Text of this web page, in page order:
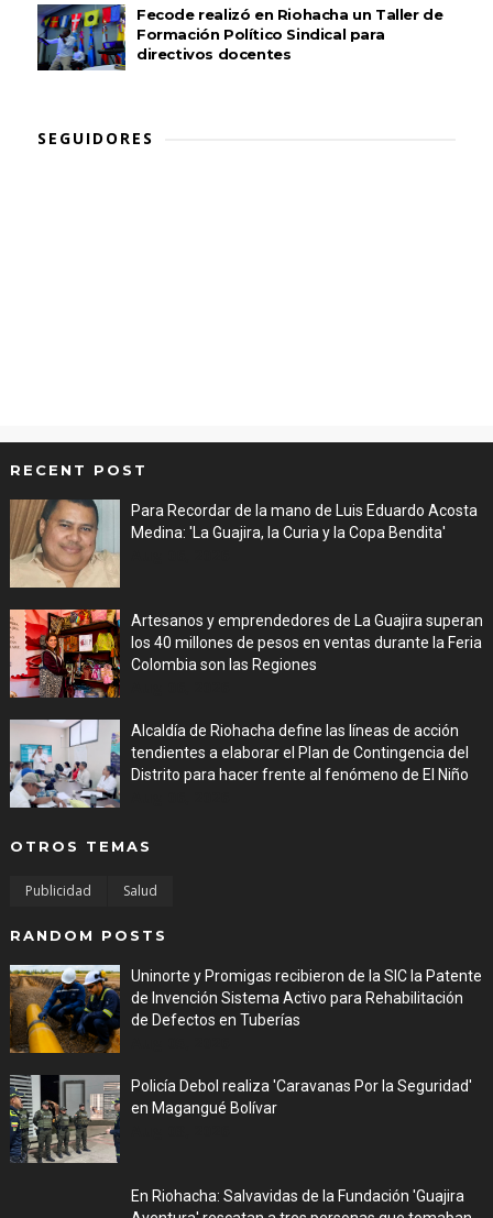
Fecode realizó en Riohacha un Taller de
Formación Político Sindical para
directivos docentes
SEGUIDORES
RECENT POST
Para Recordar de la mano de Luis Eduardo Acosta
Medina: 'La Guajira, la Curia y la Copa Bendita'
Artesanos y emprendedores de La Guajira superan
los 40 millones de pesos en ventas durante la Feria
Colombia son las Regiones
Alcaldía de Riohacha define las líneas de acción
tendientes a elaborar el Plan de Contingencia del
Distrito para hacer frente al fenómeno de El Niño
OTROS TEMAS
Publicidad Salud
RANDOM POSTS
Uninorte y Promigas recibieron de la SIC la Patente
de Invención Sistema Activo para Rehabilitación
de Defectos en Tuberías
Policía Debol realiza 'Caravanas Por la Seguridad'
en Magangué Bolívar
En Riohacha: Salvavidas de la Fundación 'Guajira